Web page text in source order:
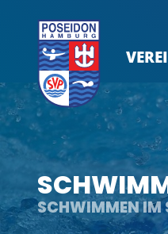
SCHWIMMEN IM